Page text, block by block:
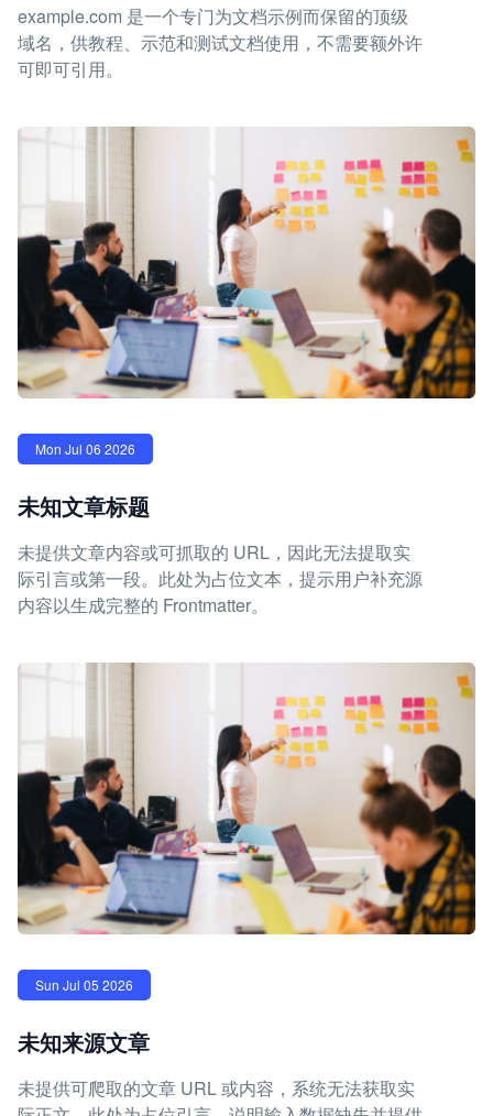
example.com 是一个专门为文档示例而保留的顶级
域名，供教程、示范和测试文档使用，不需要额外许
可即可引用。
Mon Jul 06 2026
未知文章标题
未提供文章内容或可抓取的 URL，因此无法提取实
际引言或第一段。此处为占位文本，提示用户补充源
内容以生成完整的 Frontmatter。
Sun Jul 05 2026
未知来源文章
未提供可爬取的文章 URL 或内容，系统无法获取实